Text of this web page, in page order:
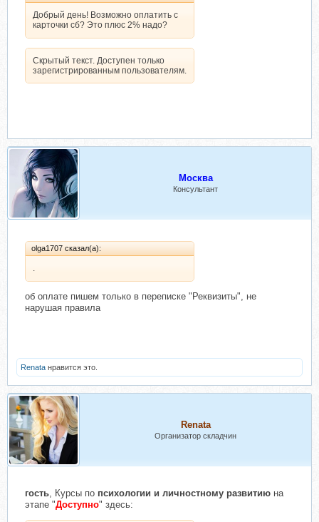
Добрый день! Возможно оплатить с
карточки сб? Это плюс 2% надо?
Скрытый текст. Доступен только
зарегистрированным пользователям.
Москва
Консультант
olga1707 сказал(а):
.
об оплате пишем только в переписке "Реквизиты", не
нарушая правила
Renata нравится это.
Renata
Организатор складчин
гость , Курсы по психологии и личностному развитию на
этапе "Доступно" здесь: